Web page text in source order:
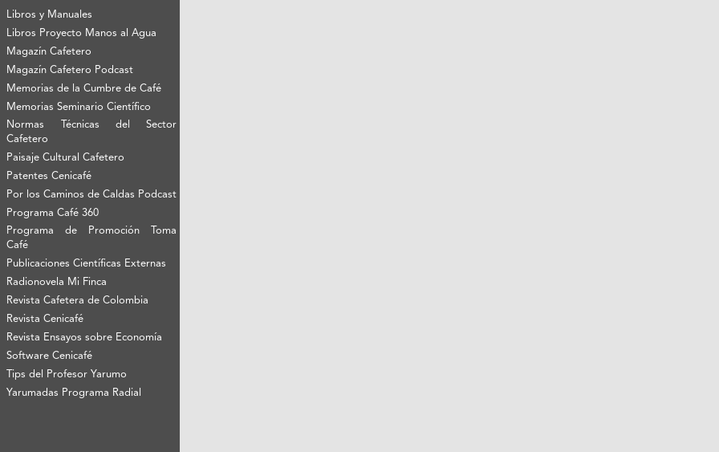
Libros y Manuales
Libros Proyecto Manos al Agua
Magazín Cafetero
Magazín Cafetero Podcast
Memorias de la Cumbre de Café
Memorias Seminario Científico
Normas Técnicas del Sector
Cafetero
Paisaje Cultural Cafetero
Patentes Cenicafé
Por los Caminos de Caldas Podcast
Programa Café 360
Programa de Promoción Toma
Café
Publicaciones Científicas Externas
Radionovela Mi Finca
Revista Cafetera de Colombia
Revista Cenicafé
Revista Ensayos sobre Economía
Software Cenicafé
Tips del Profesor Yarumo
Yarumadas Programa Radial